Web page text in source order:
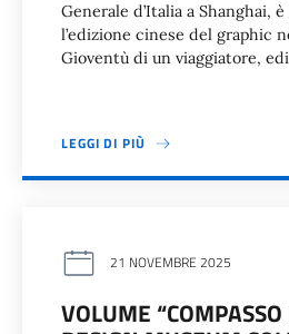
Generale d’Italia a Shanghai,
l’edizione cinese del graphic
Gioventù di un viaggiatore,
LEGGI DI PIÙ
21 NOVEMBRE 2025
VOLUME “COMPASSO